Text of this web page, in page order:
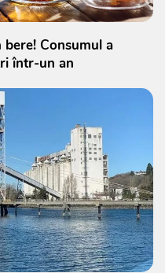
bere! Consumul a
într-un an